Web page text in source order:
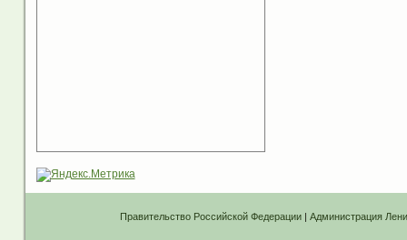
Правительство Российской Федерации| Администрация